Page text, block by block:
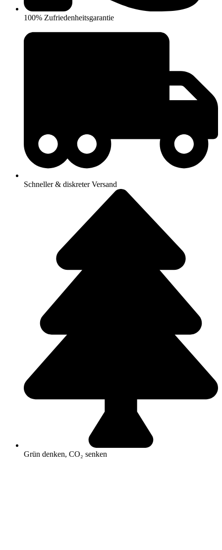
100% Zufriedenheitsgarantie
Schneller & diskreter Versand
Grün denken, CO₂ senken